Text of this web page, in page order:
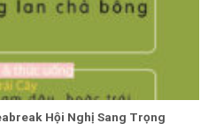
Hội Nghị Sang Trọng